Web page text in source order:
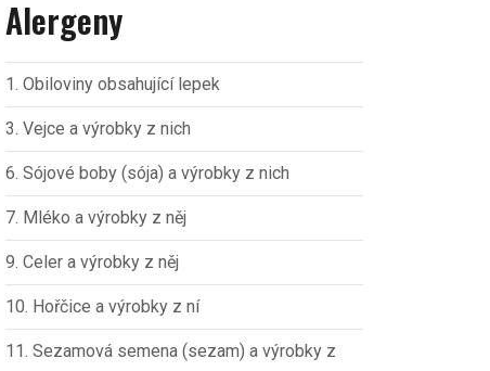
Alergeny
1. Obiloviny obsahující lepek
3. Vejce a výrobky z nich
6. Sójové boby (sója) a výrobky z nich
7. Mléko a výrobky z něj
9. Celer a výrobky z něj
10. Hořčice a výrobky z ní
11. Sezamová semena (sezam) a výrobky z